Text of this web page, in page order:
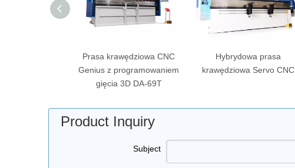
Prasa krawędziowa CNC
Genius z programowaniem
gięcia 3D DA-69T
Hybrydowa prasa
krawędziowa Servo CNC
Product Inquiry
Subject